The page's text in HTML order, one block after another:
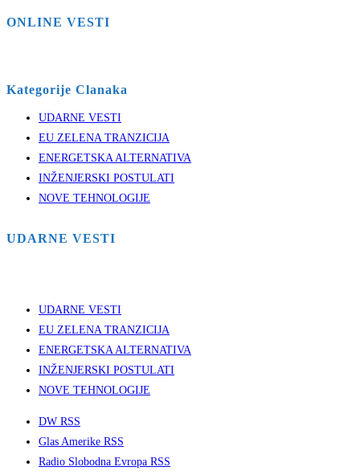
ONLINE VESTI
Kategorije Clanaka
UDARNE VESTI
EU ZELENA TRANZICIJA
ENERGETSKA ALTERNATIVA
INŽENJERSKI POSTULATI
NOVE TEHNOLOGIJE
UDARNE VESTI
UDARNE VESTI
EU ZELENA TRANZICIJA
ENERGETSKA ALTERNATIVA
INŽENJERSKI POSTULATI
NOVE TEHNOLOGIJE
DW RSS
Glas Amerike RSS
Radio Slobodna Evropa RSS